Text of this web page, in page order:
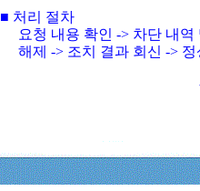
■ 처리 절차
요청 내용 확인 -> 차단 내
해제 -> 조치 결과 회신 ->